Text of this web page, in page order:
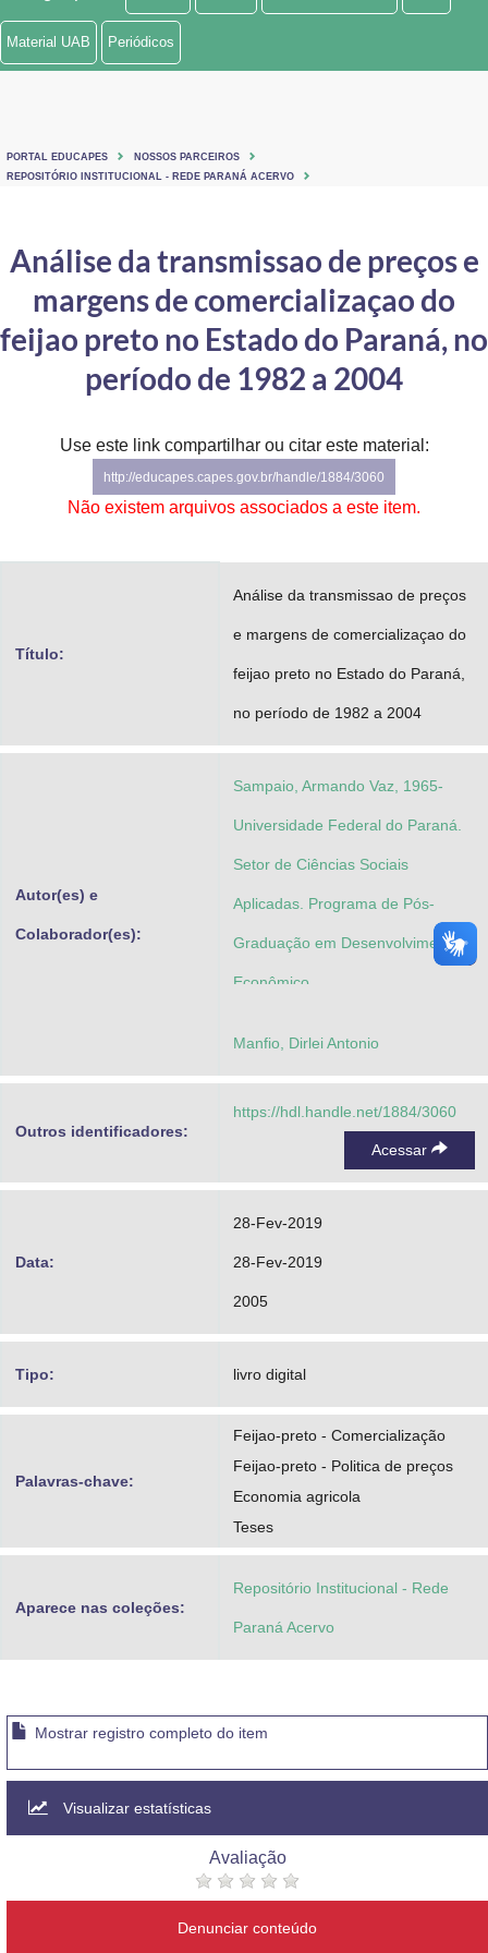
Ministério de Minas e Energia
Ministério do Turismo
Controladoria-Geral da União
Ministério da Mulher, da Família e dos Direitos Humanos
Gabinete de Segurança Institucional
Advocacia-Geral da União
Material UAB Periódicos
PORTAL EDUCAPES
NOSSOS PARCEIROS
REPOSITÓRIO INSTITUCIONAL - REDE PARANÁ ACERVO
Análise da transmissao de preços e
margens de comercializaçao do
feijao preto no Estado do Paraná, no
período de 1982 a 2004
Use este link compartilhar ou citar este material:
http://educapes.capes.gov.br/handle/1884/3060
Não existem arquivos associados a este item.
Título:
Análise da transmissao de preços
e margens de comercializaçao do
feijao preto no Estado do Paraná,
no período de 1982 a 2004
Autor(es) e
Colaborador(es):
Sampaio, Armando Vaz, 1965-
Universidade Federal do Paraná.
Setor de Ciências Sociais
Aplicadas. Programa de Pós-
Graduação em Desenvolvimento
Econômico
Manfio, Dirlei Antonio
Outros identificadores:
https://hdl.handle.net/1884/3060
Acessar
Data:
28-Fev-2019
28-Fev-2019
2005
Tipo: livro digital
Palavras-chave:
Feijao-preto - Comercialização
Feijao-preto - Politica de preços
Economia agricola
Teses
Aparece nas coleções:
Repositório Institucional - Rede
Paraná Acervo
Mostrar registro completo do item
Visualizar estatísticas
Avaliação
Denunciar conteúdo